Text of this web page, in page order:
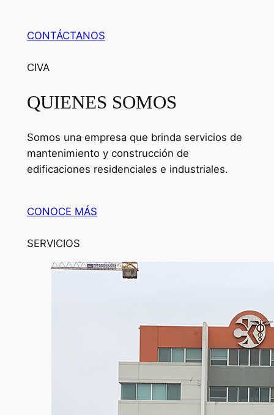
CONTÁCTANOS
CIVA
QUIENES SOMOS
Somos una empresa que brinda servicios de
mantenimiento y construcción de
edificaciones residenciales e industriales.
CONOCE MÁS
SERVICIOS